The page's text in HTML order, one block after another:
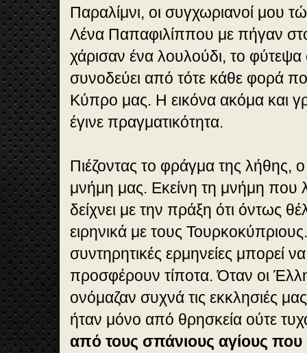
Παραλίμνι, οι συγχωριανοί μου
Λένα Παπαφιλίππου με πήγαν
χάρισαν ένα λουλούδι, το
συνοδεύει από τότε κάθε φορά
Κύπρο μας. Η εικόνα ακόμα και
έγινε πραγματικότητα.
Πιέζοντας το φράγμα της λήθης,
μνήμη μας. Εκείνη τη μνήμη που
δείχνει με την πράξη ότι όντως
ειρηνικά με τους Τουρκοκύπριους.
συντηρητικές ερμηνείες μπορεί
προσφέρουν τίποτα. Όταν οι
ονόμαζαν συχνά τις εκκλησιές
ήταν μόνο από θρησκεία ούτε
από τους σπάνιους αγίους που